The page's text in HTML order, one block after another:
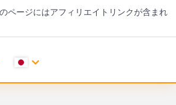
ページにはアフィリエイトリンクが含まれ